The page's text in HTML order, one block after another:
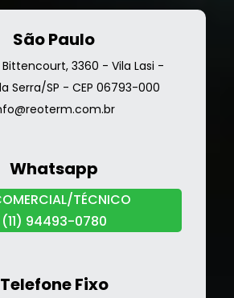
São Paulo
Bittencourt, 3360 - Vila Lasi -
Serra/SP - CEP 06793-000
Whatsapp
TÉCNICO
(11) 94493-0780
Telefone Fixo